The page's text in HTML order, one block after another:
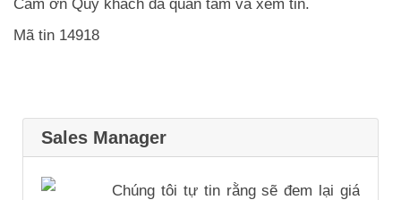
Cảm ơn Quý khách đã quan tâm và xem tin.
Mã tin 14918
Sales Manager
Chúng tôi tự tin rằng sẽ đem lại giá